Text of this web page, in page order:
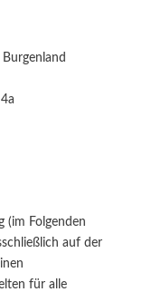
Folgenden
auf der
für alle